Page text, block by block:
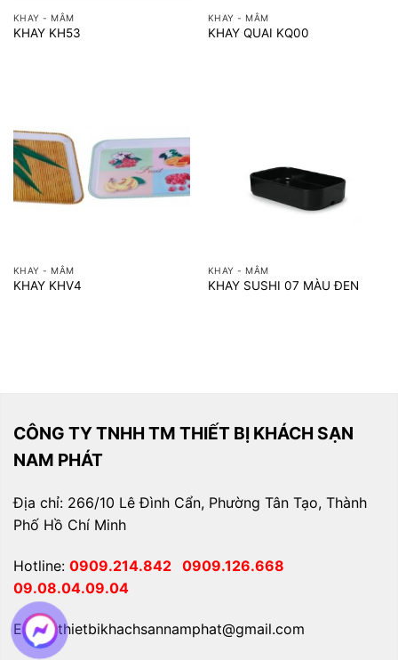
KHAY - MÂM
KHAY KH53
KHAY - MÂM
KHAY QUAI KQ00
KHAY - MÂM
KHAY KHV4
KHAY - MÂM
KHAY SUSHI 07 MÀU ĐEN
CÔNG TY TNHH TM THIẾT BỊ KHÁCH SẠN
NAM PHÁT
Địa chỉ: 266/10 Lê Đình Cẩn, Phường Tân Tạo, Thành
Phố Hồ Chí Minh
Hotline: 0909.214.842 0909.126.668
09.08.04.09.04
Email: thietbikhachsannamphat@gmail.com